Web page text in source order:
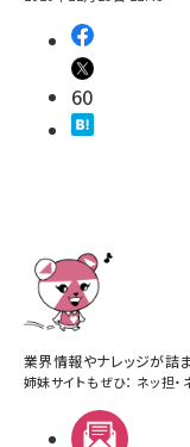
60
業界情報やナレッジが詰
姉妹サイトもぜひ： ネッ担・